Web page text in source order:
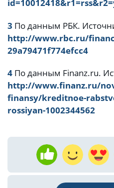
3 По данным РБК.
http://www.rbc.ru/
29a79471f774efcc4
4 По данным Finanz.ru.
http://www.finanz.ru/
finansy/kreditnoe-
rossiyan-1002344562